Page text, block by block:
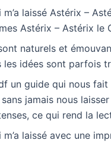
laissé Astérix –
Astérix – Astérix le
naturels et
les idées sont parfois
un guide qui nous
jamais nous
ce qui rend la
laissé avec une